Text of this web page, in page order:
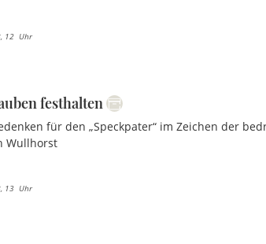
12 Uhr
festhalten
für den „Speckpater“ im Zeichen der
Wullhorst
13 Uhr